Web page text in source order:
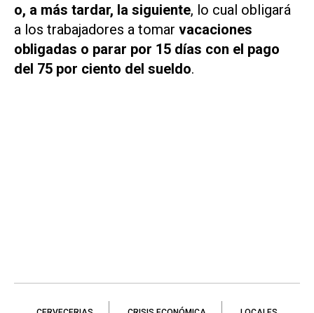
o, a más tardar, la siguiente, lo cual obligará
a los trabajadores a tomar vacaciones
obligadas o parar por 15 días con el pago
del 75 por ciento del sueldo.